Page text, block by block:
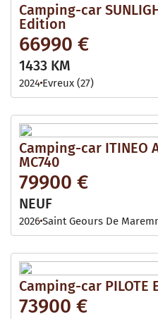
Camping-car
Edition
66990 €
1433 KM
2024 Evreux (27)
Camping-car ITINEO
MC740
79900 €
NEUF
2026Saint Geours De
Camping-car PILOTE
73900 €